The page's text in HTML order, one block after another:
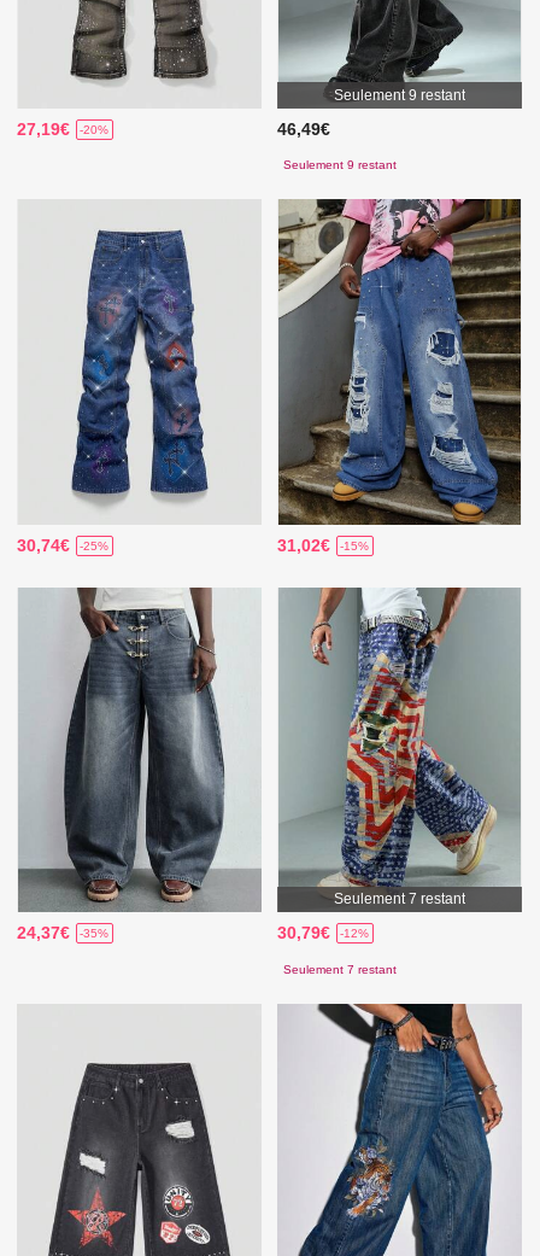
27,19€ -20%
Seulement 9 restant
46,49€
Seulement 9 restant
30,74€ -25% 31,02€ -15%
24,37€ -35%
Seulement 7 restant
30,79€ -12%
Seulement 7 restant